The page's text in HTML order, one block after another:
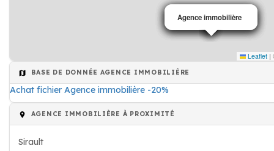
Agence immobilière
Agence immobilière
Agence immobilière
Agence immobilière
Leaflet |
BASE DE DONNÉE AGENCE IMMOBILIÈRE
Achat fichier Agence immobilière -20%
AGENCE IMMOBILIÈRE À PROXIMITÉ
Sirault